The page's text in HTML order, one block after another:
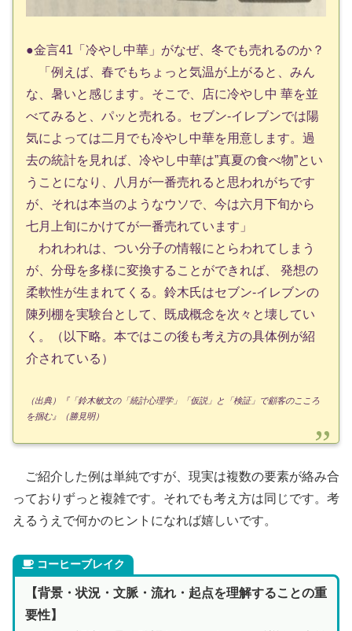
●金言41「冷やし中華」がなぜ、冬でも売れるのか？
「例えば、春でもちょっと気温が上がると、みん
な、暑いと感じます。そこで、店に冷やし中 華を並
べてみると、パッと売れる。セブン-イレブンでは陽
気によっては二月でも冷やし中華を用意します。過
去の統計を見れば、冷やし中華は”真夏の食べ物”とい
うことになり、八月が一番売れると思われがちです
が、それは本当のようなウソで、今は六月下旬から
七月上旬にかけてが一番売れています」
われわれは、つい分子の情報にとらわれてしまう
が、分母を多様に変換することができれば、 発想の
柔軟性が生まれてくる。鈴木氏はセブン-イレブンの
陳列棚を実験台として、既成概念を次々と壊してい
く。（以下略。本ではこの後も考え方の具体例が紹
介されている）
（出典）『「鈴木敏文の「統計心理学」「仮説」と「検証」で顧客のこころ
を掴む』（勝見明）
ご紹介した例は単純ですが、現実は複数の要素が絡み合
っておりずっと複雑です。それでも考え方は同じです。考
えるうえで何かのヒントになれば嬉しいです。
コーヒーブレイク
【背景・状況・文脈・流れ・起点を理解することの重
要性】